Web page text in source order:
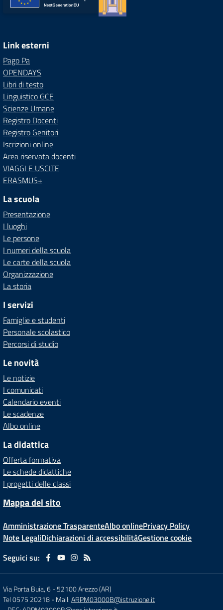
Link esterni
Pago Pa
OPENDAYS
Libri di testo
Linguistico GCE
Scienze Umane
Registro Docenti
Registro Genitori
Iscrizioni online
Area riservata docenti
VIAGGI E USCITE
ERASMUS+
La scuola
Presentazione
I luoghi
Le persone
I numeri della scuola
Le carte della scuola
Organizzazione
La storia
I servizi
Famiglie e studenti
Personale scolastico
Percorsi di studio
Le novità
Le notizie
I comunicati
Calendario eventi
Le scadenze
Albo online
La didattica
Offerta formativa
Le schede didattiche
I progetti delle classi
Mappa del sito
Amministrazione TrasparenteAlbo onlinePrivacy Policy
Note LegaliDichiarazioni di accessibilitàGestione cookie
Seguici su:
Via Porta Buia, 6-52100 Arezzo (AR)
Tel 0575 20218- Mail:ARPM03000B@istruzione.it